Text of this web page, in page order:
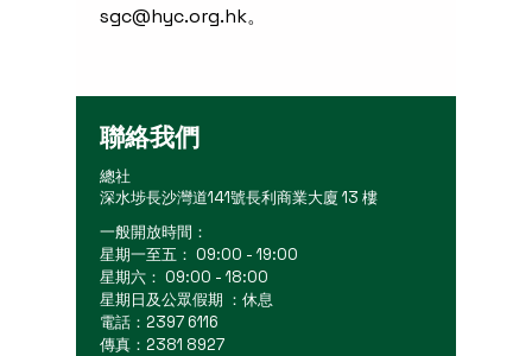
sgc@hyc.org.hk。
聯絡我們
總社
深水埗長沙灣道141號長利商業大廈 13 樓
一般開放時間：
星期一至五： 09:00 - 19:00
星期六： 09:00 - 18:00
星期日及公眾假期 ：休息
電話：2397 6116
傳真：2381 8927